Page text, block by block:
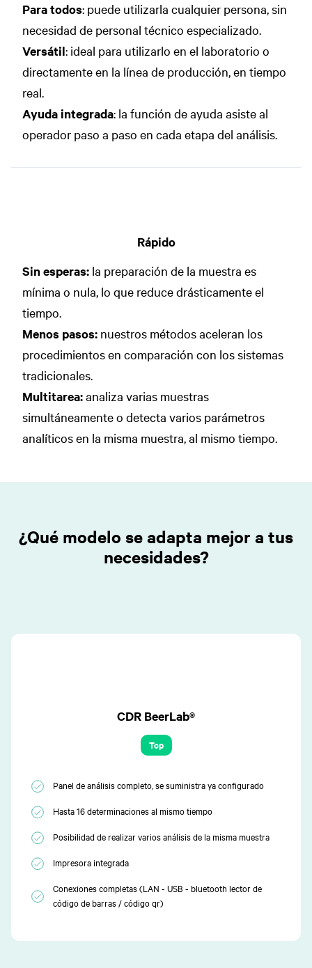
Para todos: puede utilizarla cualquier persona, sin
necesidad de personal técnico especializado.
Versátil: ideal para utilizarlo en el laboratorio o
directamente en la línea de producción, en tiempo
real.
Ayuda integrada: la función de ayuda asiste al
operador paso a paso en cada etapa del análisis.
Rápido
Sin esperas: la preparación de la muestra es
mínima o nula, lo que reduce drásticamente el
tiempo.
Menos pasos: nuestros métodos aceleran los
procedimientos en comparación con los sistemas
tradicionales.
Multitarea:analiza varias muestras
simultáneamente o detecta varios parámetros
analíticos en la misma muestra, al mismo tiempo.
¿Qué modelo se adapta mejor a tus
necesidades?
CDR BeerLab®
Top
Panel de análisis completo, se suministra ya configurado
Hasta 16 determinaciones al mismo tiempo
Posibilidad de realizar varios análisis de la misma muestra
Impresora integrada
Conexiones completas (LAN - USB - bluetooth lector de
código de barras / código qr)